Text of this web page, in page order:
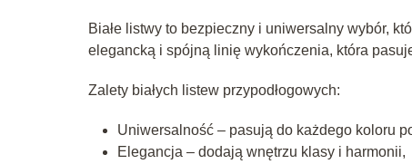
Białe listwy to bezpieczny i uniwersalny wybór,
elegancką i spójną linię wykończenia, która
Zalety białych listew przypodłogowych:
Uniwersalność – pasują do każdego koloru
Elegancja – dodają wnętrzu klasy i harmonii,